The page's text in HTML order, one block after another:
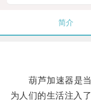
简介
葫芦加速器是当
为人们的生活注入